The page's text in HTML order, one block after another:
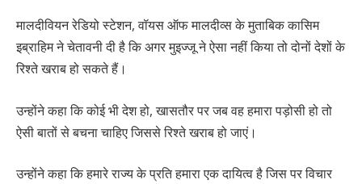
मालदीवियन रेडियो स्टेशन, वॉयस ऑफ मालदीव्स के मुताबिक कासिम
इब्राहिम ने चेतावनी दी है कि अगर मुइज्जू ने ऐसा नहीं किया तो दोनों देशों के
रिश्ते खराब हो सकते हैं।
उन्होंने कहा कि कोई भी देश हो, खासतौर पर जब वह हमारा पड़ोसी हो तो
ऐसी बातों से बचना चाहिए जिससे रिश्ते खराब हो जाएं।
उन्होंने कहा कि हमारे राज्य के प्रति हमारा एक दायित्व है जिस पर विचार